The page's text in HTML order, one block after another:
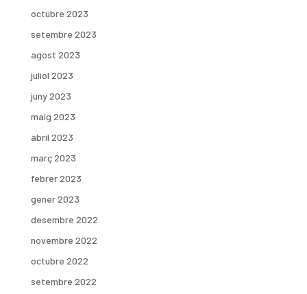
octubre 2023
setembre 2023
agost 2023
juliol 2023
juny 2023
maig 2023
abril 2023
març 2023
febrer 2023
gener 2023
desembre 2022
novembre 2022
octubre 2022
setembre 2022